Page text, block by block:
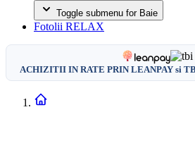
Toggle submenu for Baie
Fotolii RELAX
ACHIZITII IN RATE PRIN LEANPAY si